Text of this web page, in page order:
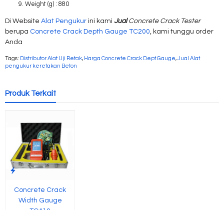
Weight (g) : 880
Di Website Alat Pengukur ini kami JualConcrete Crack Tester
berupa Concrete Crack Depth Gauge TC200 , kami tunggu order
Anda
Tags: Distributor Alat Uji Retak, Harga Concrete Crack Dept Gauge,Jual Alat
pengukur keretakan Beton
Produk Terkait
Concrete Crack
Width Gauge